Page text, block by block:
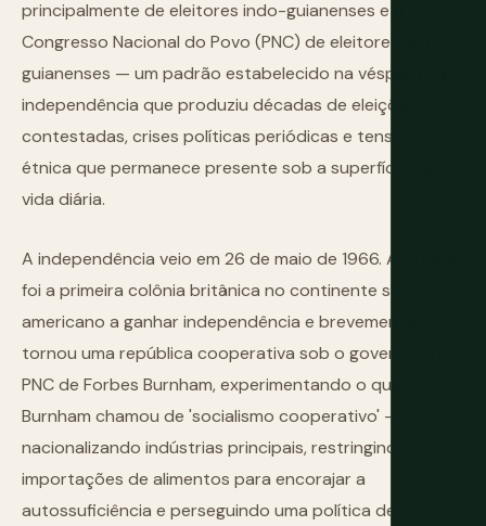
principalmente de eleitores indo-guianenses e o
Congresso Nacional do Povo (PNC) de eleitores afro-
guianenses — um padrão estabelecido na véspera da
independência que produziu décadas de eleições
contestadas, crises políticas periódicas e tensão
étnica que permanece presente sob a superfície da
vida diária.
A independência veio em 26 de maio de 1966. A Guiana
foi a primeira colônia britânica no continente sul-
americano a ganhar independência e brevemente se
tornou uma república cooperativa sob o governo do
PNC de Forbes Burnham, experimentando o que
Burnham chamou de 'socialismo cooperativo' —
nacionalizando indústrias principais, restringindo
importações de alimentos para encorajar a
autossuficiência e perseguindo uma política de não-